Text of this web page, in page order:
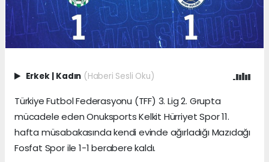
Erkek | Kadın (Haberi Sesli Oku)
Türkiye Futbol Federasyonu (TFF) 3. Lig 2. Grupta
mücadele eden Onuksports Kelkit Hürriyet Spor 11.
hafta müsabakasında kendi evinde ağırladığı Mazıdağı
Fosfat Spor ile 1-1 berabere kaldı.